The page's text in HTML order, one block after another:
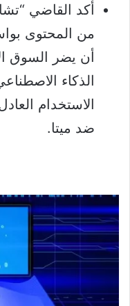
أكد القاضي
من المحتوى
أن يضر السوق
الذكاء
الاستخدام
ضد ميتا.